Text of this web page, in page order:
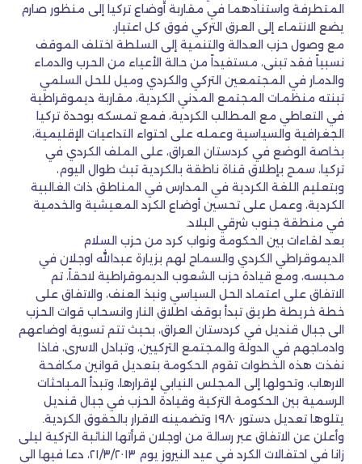
المتطرفة واستنادهما في مقاربة أوضاع تركيا إلى منظور صارم
يضع الانتماء إلى العرق التركي فوق كل اعتبار.
مع وصول حزب العدالة والتنمية إلى السلطة اختلف الموقف
نسبياً فقد تبنى، مستفيداً من حالة الأعياء من الحرب والدماء
والدمار في المجتمعين التركي والكردي وميل للحل السلمي
تبنته منظمات المجتمع المدني الكردية، مقاربة ديموقراطية
في التعاطي مع المطالب الكردية، فمع تمسكه بوحدة تركيا
الجغرافية والسياسية وعمله على احتواء التداعيات الإقليمية،
بخاصة الوضع في كردستان العراق، على الملف الكردي في
تركيا، سمح بإطلاق قناة ناطقة بالكردية تبث طوال اليوم،
وبتعليم اللغة الكردية في المدارس في المناطق ذات الغالبية
الكردية، وعمل على تحسين أوضاع الكرد المعيشية والخدمية
في منطقة جنوب شرقي البلاد.
بعد لقاءات بين الحكومة ونواب كرد من حزب السلام
الديموقراطي الكردي والسماح لهم بزيارة عبدالله اوجلان في
محبسه، ومع قيادة حزب الشعوب الديموقراطية لاحقاً، تم
الاتفاق على اعتماد الحل السياسي ونبذ العنف، والاتفاق على
خطة خريطة طريق تبدأ بوقف اطلاق النار وانسحاب قوات الحزب
الى جبال قنديل في كردستان العراق، بحيث تتم تسوية اوضاعهم
وادماجهم في الدولة والمجتمع التركيين، وتبادل الاسرى، فاذا
نفذت هذه الخطوات تقوم الحكومة بتعديل قوانين مكافحة
الارهاب، وتحولها إلى المجلس النيابي لإقرارها، وتبدأ المباحثات
الرسمية بين الحكومة التركية وقيادة الحزب في جبال قنديل
يتلوها تعديل دستور ١٩٨٠ وتضمينه الاقرار بالحقوق الكردية.
وأعلن عن الاتفاق عبر رسالة من اوجلان قرأتها النائبة التركية ليلى
زانا في احتفالات الكرد في عيد النيروز يوم ٢١/٣/٢٠١٣، دعا فيها الى